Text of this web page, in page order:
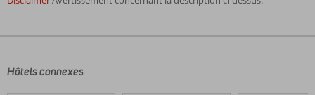
écrits
Hôtels connexes